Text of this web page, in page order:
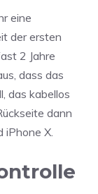
eine
der ersten
2 Jahre
dass das
das kabellos
dann
iPhone X.